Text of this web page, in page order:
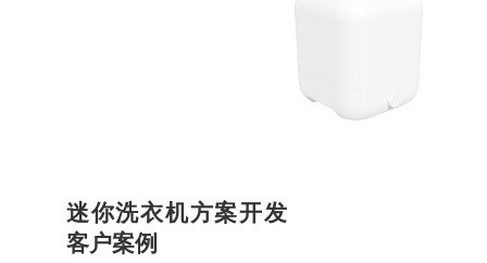
迷你洗衣机方案开发
客户案例